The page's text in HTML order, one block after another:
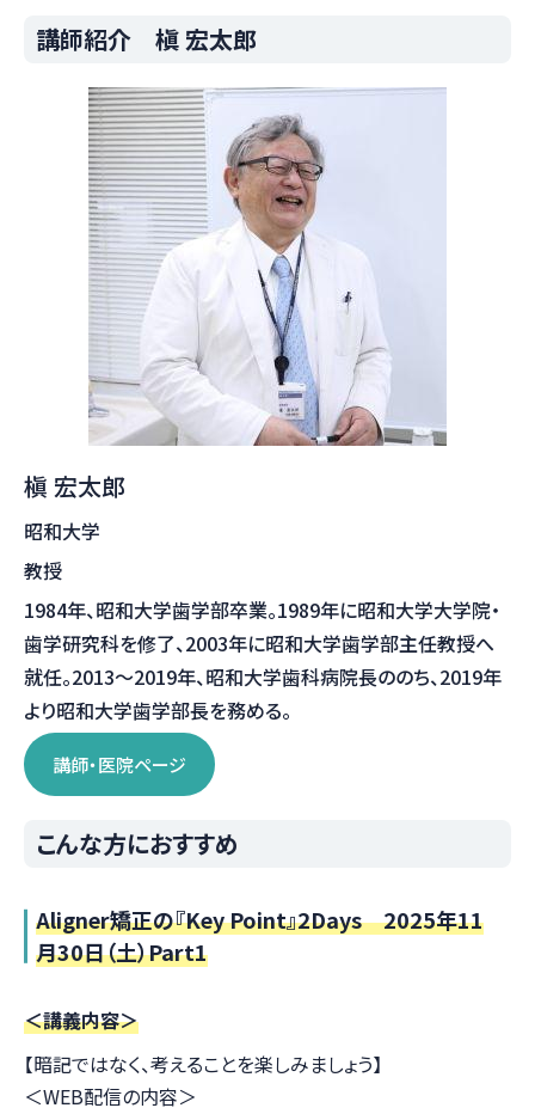
講師紹介 槇 宏太郎
槇 宏太郎
昭和大学
教授
1984年、昭和大学歯学部卒業。1989年に昭和大学大学院・
歯学研究科を修了、2003年に昭和大学歯学部主任教授へ
就任。2013～2019年、昭和大学歯科病院長ののち、2019年
より昭和大学歯学部長を務める。
講師・医院ページ
こんな方におすすめ
Aligner矯正の『Key Point』2Days 2025年11
月30日（土）Part1
＜講義内容＞
【暗記ではなく、考えることを楽しみましょう】
＜WEB配信の内容＞